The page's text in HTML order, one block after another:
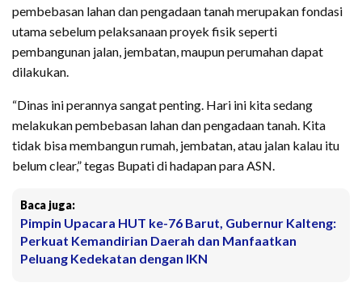
pembebasan lahan dan pengadaan tanah merupakan fondasi
utama sebelum pelaksanaan proyek fisik seperti
pembangunan jalan, jembatan, maupun perumahan dapat
dilakukan.
“Dinas ini perannya sangat penting. Hari ini kita sedang
melakukan pembebasan lahan dan pengadaan tanah. Kita
tidak bisa membangun rumah, jembatan, atau jalan kalau itu
belum clear,” tegas Bupati di hadapan para ASN.
Baca juga:
Pimpin Upacara HUT ke-76 Barut, Gubernur Kalteng:
Perkuat Kemandirian Daerah dan Manfaatkan
Peluang Kedekatan dengan IKN